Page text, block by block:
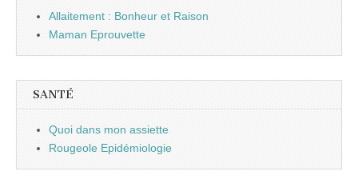
Allaitement : Bonheur et Raison
Maman Eprouvette
SANTÉ
Quoi dans mon assiette
Rougeole Epidémiologie